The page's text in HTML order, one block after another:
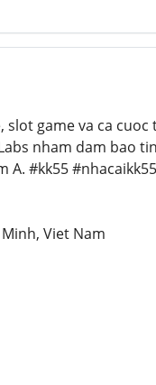
game va ca
nham dam bao
#kk55
Viet Nam